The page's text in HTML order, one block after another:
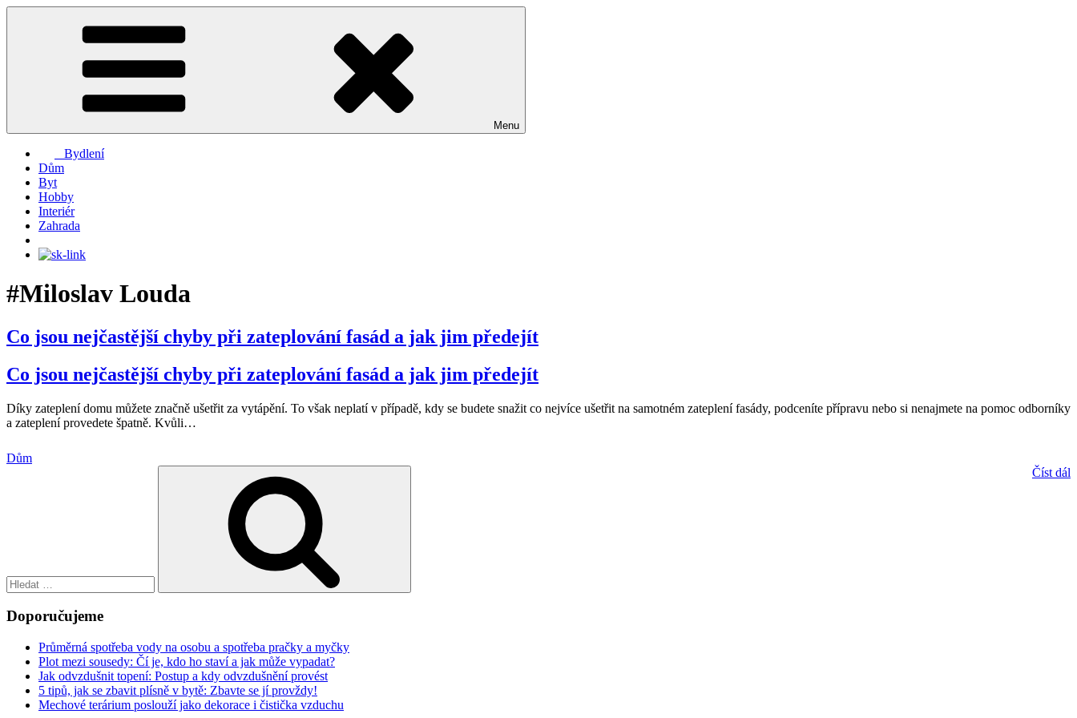
Přejít
Menu
Bydlení
Dům
Byt
Hobby
Interiér
Zahrada
#Miloslav Louda
Co jsou nejčastější chyby při zateplování fasád a jak jim předejít
Co jsou nejčastější chyby při zateplování fasád a jak jim předejít
Díky zateplení domu můžete značně ušetřit za vytápění. To však neplatí v případě, kdy se budete snažit co nejvíce ušetřit na samotném zateplení fasády, podceníte přípravu nebo si nenajmete na pomoc odborníky
a zateplení provedete špatně. Kvůli…
Dům
Číst dál
Doporučujeme
Průměrná spotřeba vody na osobu a spotřeba pračky a myčky
Plot mezi sousedy: Čí je, kdo ho staví a jak může vypadat?
Jak odvzdušnit topení: Postup a kdy odvzdušnění provést
5 tipů, jak se zbavit plísně v bytě: Zbavte se jí provždy!
Mechové terárium poslouží jako dekorace i čistička vzduchu